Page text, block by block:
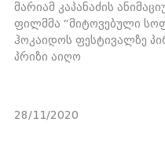
მარიამ კაპანაძის
ფილმმა “მიტოვებული
ჰოკაიდოს ფესტივალზე
პრიზი აიღო
28/11/2020